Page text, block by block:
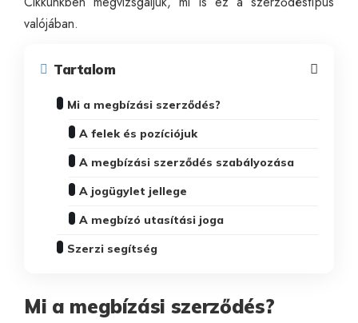
valójában.
Tartalom
Mi a megbízási szerződés?
A felek és pozíciójuk
A megbízási szerződés szabályozása
A jogügylet jellege
A megbízó utasítási joga
Szerzi segítség
Mi a megbízási szerződés?